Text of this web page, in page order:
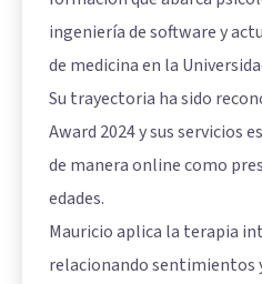
ingeniería de software y
de medicina en la
Su trayectoria ha sido
Award 2024 y sus servicios
de manera online como
edades.
Mauricio aplica la terapia
relacionando sentimientos